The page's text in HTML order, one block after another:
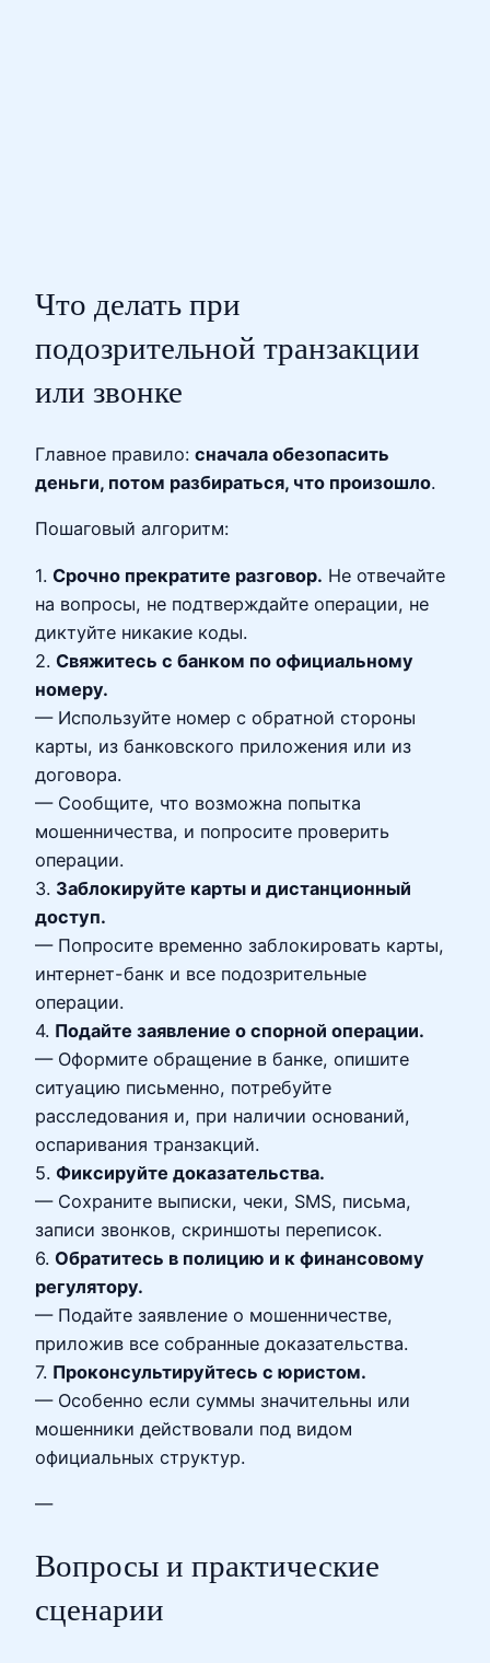
Что делать при
подозрительной транзакции
или звонке
Главное правило: сначала обезопасить
деньги, потом разбираться, что произошло.
Пошаговый алгоритм:
1. Срочно прекратите разговор. Не отвечайте
на вопросы, не подтверждайте операции, не
диктуйте никакие коды.
2. Свяжитесь с банком по официальному
номеру.
— Используйте номер с обратной стороны
карты, из банковского приложения или из
договора.
— Сообщите, что возможна попытка
мошенничества, и попросите проверить
операции.
3. Заблокируйте карты и дистанционный
доступ.
— Попросите временно заблокировать карты,
интернет-банк и все подозрительные
операции.
4. Подайте заявление о спорной операции.
— Оформите обращение в банке, опишите
ситуацию письменно, потребуйте
расследования и, при наличии оснований,
оспаривания транзакций.
5. Фиксируйте доказательства.
— Сохраните выписки, чеки, SMS, письма,
записи звонков, скриншоты переписок.
6. Обратитесь в полицию и к финансовому
регулятору.
— Подайте заявление о мошенничестве,
приложив все собранные доказательства.
7. Проконсультируйтесь с юристом.
— Особенно если суммы значительны или
мошенники действовали под видом
официальных структур.
—
Вопросы и практические
сценарии